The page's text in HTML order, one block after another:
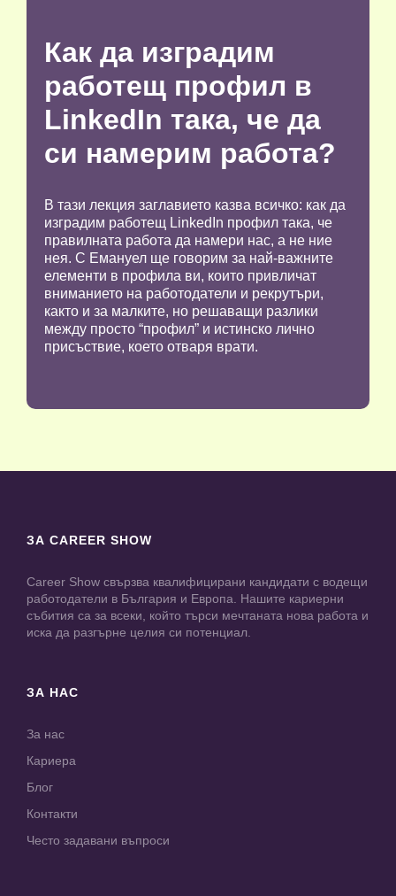
Как да изградим
работещ профил в
LinkedIn така, че да
си намерим работа?
В тази лекция заглавието казва всичко: как да
изградим работещ LinkedIn профил така, че
правилната работа да намери нас, а не ние
нея. С Емануел ще говорим за най-важните
елементи в профила ви, които привличат
вниманието на работодатели и рекрутъри,
както и за малките, но решаващи разлики
между просто “профил” и истинско лично
присъствие, което отваря врати.
ЗА CAREER SHOW
Career Show свързва квалифицирани кандидати с водещи
работодатели в България и Европа. Нашите кариерни
събития са за всеки, който търси мечтаната нова работа и
иска да разгърне целия си потенциал.
ЗА НАС
За нас
Кариера
Блог
Контакти
Често задавани въпроси